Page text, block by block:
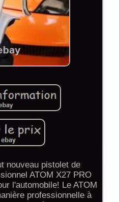
nouveau pistolet de
ATOM X27 PRO
l'automobile! Le ATOM
professionnelle à